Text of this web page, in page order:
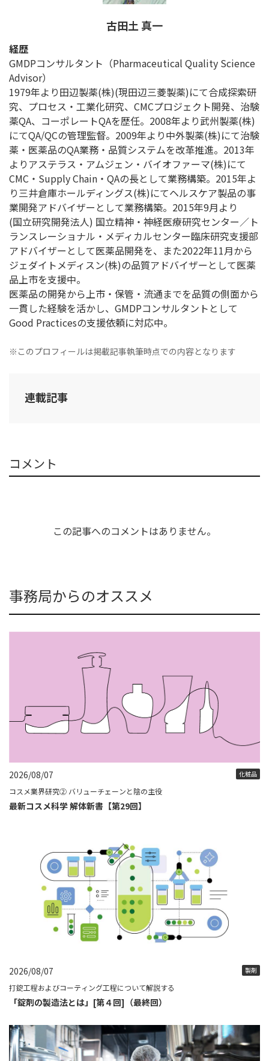
古田土 真一
経歴
GMDPコンサルタント（Pharmaceutical Quality Science
Advisor）
1979年より田辺製薬(株)(現田辺三菱製薬)にて合成探索研
究、プロセス・工業化研究、CMCプロジェクト開発、治験
薬QA、コーポレートQAを歴任。2008年より武州製薬(株)
にてQA/QCの管理監督。2009年より中外製薬(株)にて治験
薬・医薬品のQA業務・品質システムを改革推進。2013年
よりアステラス・アムジェン・バイオファーマ(株)にて
CMC・Supply Chain・QAの長として業務構築。2015年よ
り三井倉庫ホールディングス(株)にてヘルスケア製品の事
業開発アドバイザーとして業務構築。2015年9月より
(国立研究開発法人) 国立精神・神経医療研究センター／ト
ランスレーショナル・メディカルセンター臨床研究支援部
アドバイザーとして医薬品開発を、また2022年11月から
ジェダイトメディスン(株)の品質アドバイザーとして医薬
品上市を支援中。
医薬品の開発から上市・保管・流通までを品質の側面から
一貫した経験を活かし、GMDPコンサルタントとして
Good Practicesの支援依頼に対応中。
※このプロフィールは掲載記事執筆時点での内容となります
連載記事
コメント
この記事へのコメントはありません。
事務局からのオススメ
2026/08/07 化粧品
コスメ業界研究② バリューチェーンと陰の主役
最新コスメ科学 解体新書【第29回】
2026/08/07 製剤
打錠工程およびコーティング工程について解説する
「錠剤の製造法とは」[第４回]（最終回）